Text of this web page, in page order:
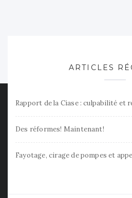
ARTICLES
Rapport de la Ciase : culpabilité et
Des réformes! Maintenant!
Fayotage, cirage de pompes et